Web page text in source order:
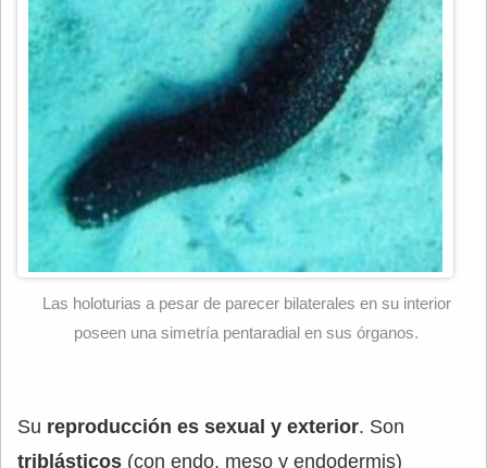
Las holoturias a pesar de parecer bilaterales en su interior
poseen una simetría pentaradial en sus órganos.
Su reproducción es sexual y exterior. Son
triblásticos (con endo, meso y endodermis)